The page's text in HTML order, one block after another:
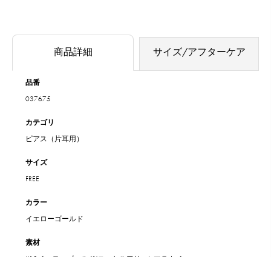
商品詳細 サイズ/アフターケア
品番
037675
カテゴリ
ピアス（片耳用）
サイズ
FREE
カラー
イエローゴールド
素材